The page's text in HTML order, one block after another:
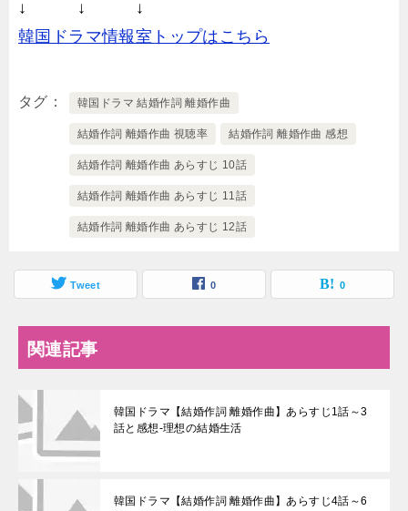
↓ ↓ ↓
韓国ドラマ情報室トップはこちら
タグ 韓国ドラマ 結婚作詞 離婚作曲
結婚作詞 離婚作曲 視聴率 結婚作詞 離婚作曲 感想
結婚作詞 離婚作曲 あらすじ 10話
結婚作詞 離婚作曲 あらすじ 11話
結婚作詞 離婚作曲 あらすじ 12話
Tweet 0 0
関連記事
韓国ドラマ【結婚作詞 離婚作曲】あらすじ1話～3
話と感想-理想の結婚生活
韓国ドラマ【結婚作詞 離婚作曲】あらすじ4話～6